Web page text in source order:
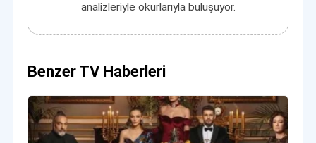
analizleriyle okurlarıyla buluşuyor.
Benzer TV Haberleri